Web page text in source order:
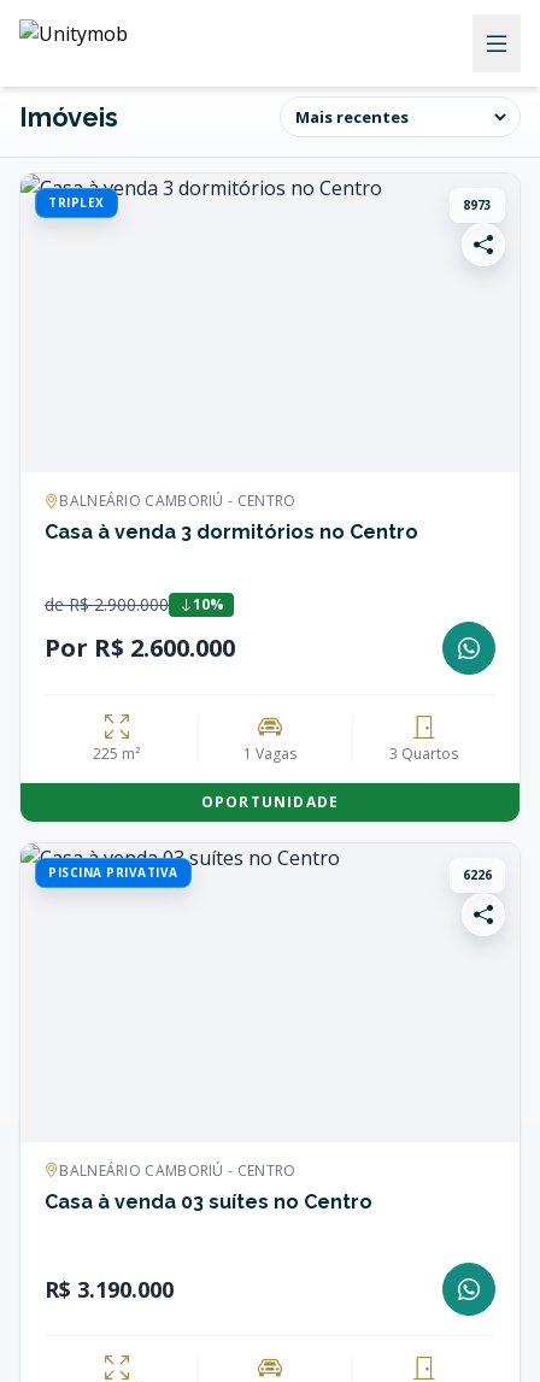
Imóveis
TRIPLEX 8973
BALNEÁRIO CAMBORIÚ - CENTRO
Casa à venda 3 dormitórios no Centro
de R$ 2.900.000 10%
Por R$ 2.600.000
225 m² 1 Vagas 3 Quartos
OPORTUNIDADE
PISCINA PRIVATIVA 6226
BALNEÁRIO CAMBORIÚ - CENTRO
Casa à venda 03 suítes no Centro
R$ 3.190.000